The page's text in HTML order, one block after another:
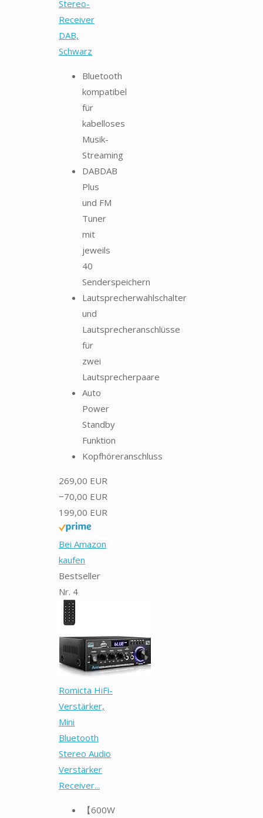
Stereo-
Receiver
DAB,
Schwarz
Bluetooth
kompatibel
für
kabelloses
Musik-
Streaming
DABDAB
Plus
und FM
Tuner
mit
jeweils
40
Senderspeichern
Lautsprecherwahlschalter
und
Lautsprecheranschlüsse
für
zwei
Lautsprecherpaare
Auto
Power
Standby
Funktion
Kopfhöreranschluss
269,00 EUR
−70,00 EUR
199,00 EUR
Bei Amazon
kaufen
Bestseller
Nr. 4
Romicta HiFi-
Verstärker,
Mini
Bluetooth
Stereo Audio
Verstärker
Receiver...
【600W